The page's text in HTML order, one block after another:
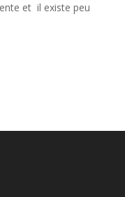
et il existe peu